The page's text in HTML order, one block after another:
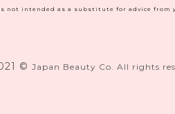
intended as a substitute for advice from
© Japan Beauty Co. All rights